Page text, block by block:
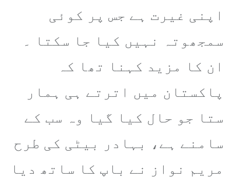
اپنی غیرت ہے جس پر کوئی
سمجھوتہ نہیں کیا جا سکتا ۔
ان کا مزید کہنا تھا کہ
پاکستان میں اترتے ہی ہمار
ستا جو حال کیا گیا وہ سب کے
سامنے ہے، بہادر بیٹی کی طرح
مریم نواز نے باپ کا ساتھ دیا